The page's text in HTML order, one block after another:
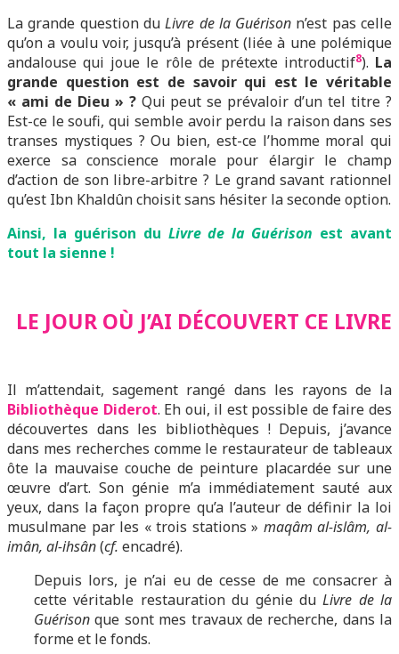
La grande question duLivre de la Guérison n’est pas celle
qu’on a voulu voir, jusqu’à présent (liée à une polémique
andalouse qui joue le rôle de prétexte introductif8). La
grande question est de savoir qui est le véritable
« ami de Dieu » ?Qui peut se prévaloir d’un tel titre ?
Est-ce le soufi, qui semble avoir perdu la raison dans ses
transes mystiques ? Ou bien, est-ce l’homme moral qui
exerce sa conscience morale pour élargir le champ
d’action de son libre-arbitre ? Le grand savant rationnel
qu’est Ibn Khaldûn choisit sans hésiter la seconde option.
Ainsi, la guérison du Livre de la Guérison est avant
tout la sienne !
LE JOUR OÙ J’AI DÉCOUVERT CE LIVRE
Il m’attendait, sagement rangé dans les rayons de la
Bibliothèque Diderot. Eh oui, il est possible de faire des
découvertes dans les bibliothèques ! Depuis, j’avance
dans mes recherches comme le restaurateur de tableaux
ôte la mauvaise couche de peinture placardée sur une
œuvre d’art. Son génie m’a immédiatement sauté aux
yeux, dans la façon propre qu’a l’auteur de définir la loi
musulmane par les « trois stations » maqâm al-islâm, al-
imân, al-ihsân(cf. encadré).
Depuis lors, je n’ai eu de cesse de me consacrer à
cette véritable restauration du génie duLivre de la
Guérison que sont mes travaux de recherche, dans la
forme et le fonds.